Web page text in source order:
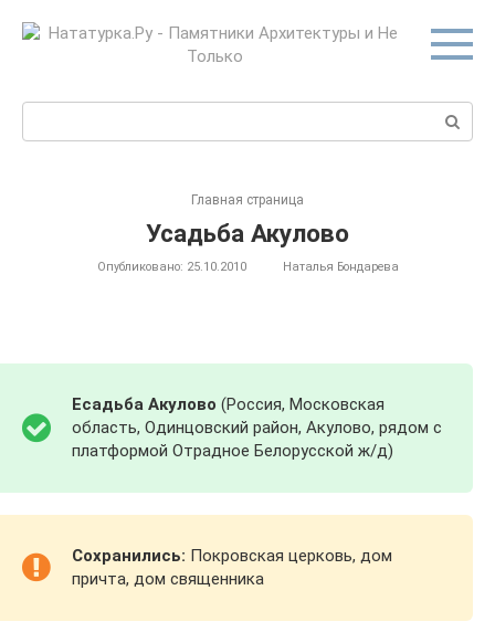
Главная страница
Усадьба Акулово
Опубликовано: 25.10.2010 Наталья Бондарева
Eсадьба Акулово (Россия, Московская
область, Одинцовский район, Акулово, рядом с
платформой Отрадное Белорусской ж/д)
Сохранились: Покровская церковь, дом
причта, дом священника